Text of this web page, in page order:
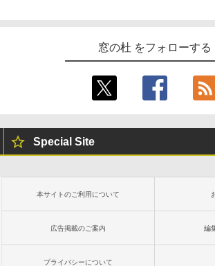
窓の杜 をフォローする
Special Site
本サイトのご利用について
広告掲載のご案内 編
プライバシーについて